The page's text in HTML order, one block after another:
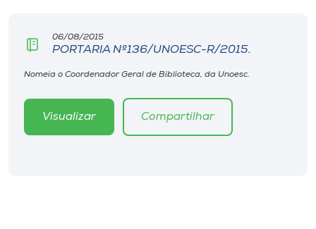
Editora
06/08/2015
PORTARIA Nº136/UNOESC-R/2015.
Nomeia o Coordenador Geral de Biblioteca, da Unoesc.
Visualizar Compartilhar